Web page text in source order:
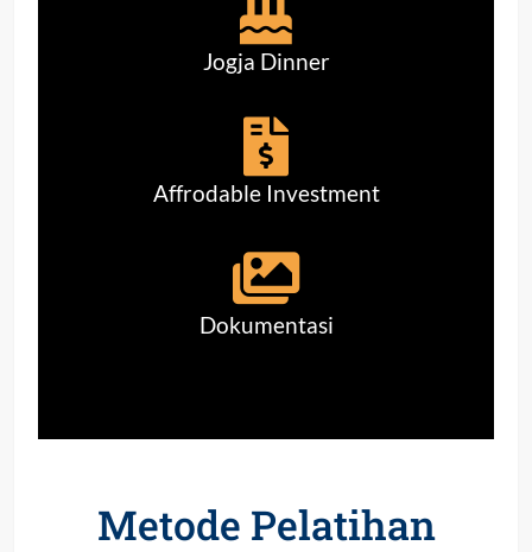
Jogja Dinner
Affrodable Investment
Dokumentasi
Metode Pelatihan